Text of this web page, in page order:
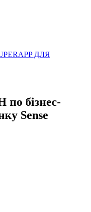
ДЛЯ
бізнес-
Sense